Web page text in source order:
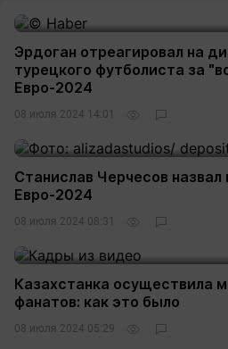
Эрдоган отреагировал на
турецкого футболиста за
Евро-2024
08 июля 2024 14:01
Станислав Черчесов назвал
Евро-2024
08 июля 2024 08:31
Казахстанка осуществила
фанатов: как это было
08 июля 2024 05:29